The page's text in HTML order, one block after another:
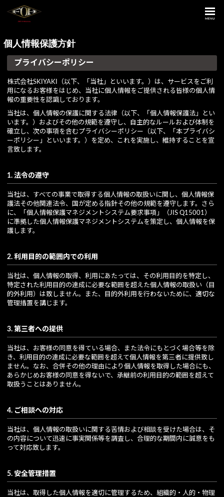
MENU
個人情報保護方針
プライバシーポリシー
株式会社SKIYAKI（以下、「当社」といいます。）は、サービスをご利
用になるお客様をはじめ、当社に個人情報をご提供される皆様の個人情
報の重要性を認識しております。
当社は、個人情報の保護に関する法律（以下、「個人情報保護法」とい
います。）およびその他の規範を遵守し、自主的なルールおよび体制を
確立し、次の事項を含むプライバシーポリシー（以下、「本プライバシ
ーポリシー」といいます。）を定め、これを実施し、維持することを宣
言致します。
1. 法令の遵守
当社は、すべての事業で取得する個人情報の取扱いに関し、個人情報保
護法その他関連法令、国が定める指針その他の規範を遵守します。さら
に、「個人情報保護マネジメントシステム要求事項」（JIS Q15001）
に準拠した個人情報保護マネジメントシステムを策定し、個人情報を保
護します。
2. 利用目的の範囲内での利用
当社は、個人情報の取得、利用にあたっては、その利用目的を特定し、
特定された利用目的の達成に必要な範囲を超えた個人情報の取扱い（目
的外利用）は致しません。また、目的外利用を行わないために、適切な
管理措置を講じます。
3. 第三者への提供
当社は、お客様の同意を得ている場合、また法令にもとづく場合等を除
き、利用目的の達成に必要な範囲を超えて個人情報を第三者に提供致し
ません。なお、合併その他の理由により個人情報を取得した場合にも、
あらかじめお客様の同意を得ないで、承継前の利用目的の範囲を超えて
取扱うことはありません。
4. ご相談への対応
当社は、個人情報の取扱いに関する苦情および相談を受けた場合は、そ
の内容について迅速に事実関係等を調査し、合理的な期間内に誠意をも
って対応致します。
5. 安全管理措置
当社は、取得した個人情報を適切に管理するため、組織的・人的・物理